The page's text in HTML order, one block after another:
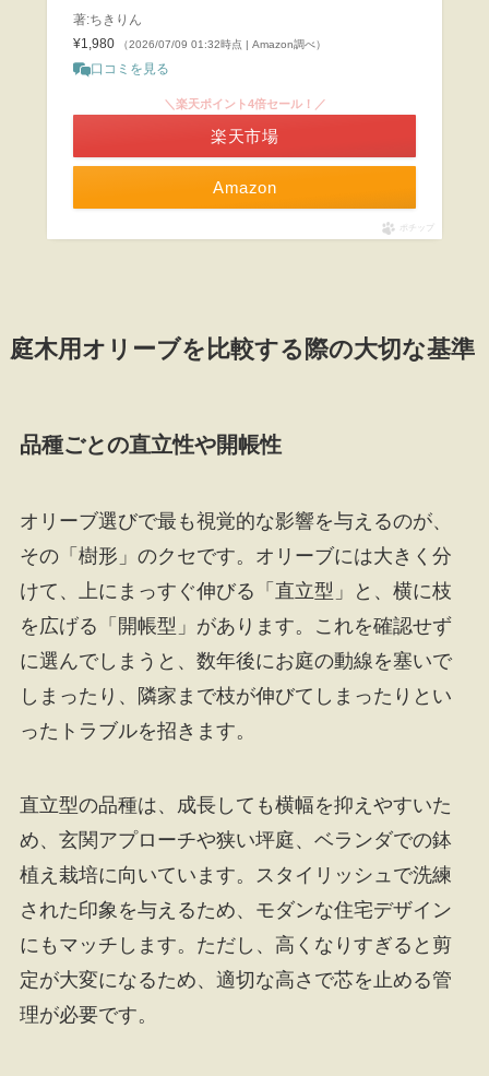
著:ちきりん
¥1,980
（2026/07/09 01:32時点 | Amazon調べ）
口コミを見る
Amazon
＼楽天ポイント4倍セール！／
楽天市場
ポチップ
庭木用オリーブを比較する際の大切な基準
品種ごとの直立性や開帳性
オリーブ選びで最も視覚的な影響を与えるのが、
その「樹形」のクセです。オリーブには大きく分
けて、上にまっすぐ伸びる「直立型」と、横に枝
を広げる「開帳型」があります。これを確認せず
に選んでしまうと、数年後にお庭の動線を塞いで
しまったり、隣家まで枝が伸びてしまったりとい
ったトラブルを招きます。
直立型の品種は、成長しても横幅を抑えやすいた
め、玄関アプローチや狭い坪庭、ベランダでの鉢
植え栽培に向いています。スタイリッシュで洗練
された印象を与えるため、モダンな住宅デザイン
にもマッチします。ただし、高くなりすぎると剪
定が大変になるため、適切な高さで芯を止める管
理が必要です。